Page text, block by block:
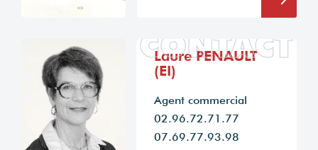
CONTACT
Laure PENAULT
(EI)
Agent commercial
02.96.72.71.77
07.69.77.93.98